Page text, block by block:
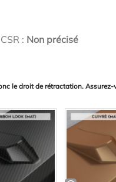
: Non précisé
le droit de rétractation. Assurez-